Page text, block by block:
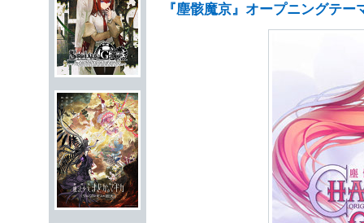
『塵骸魔京』オープニングテー